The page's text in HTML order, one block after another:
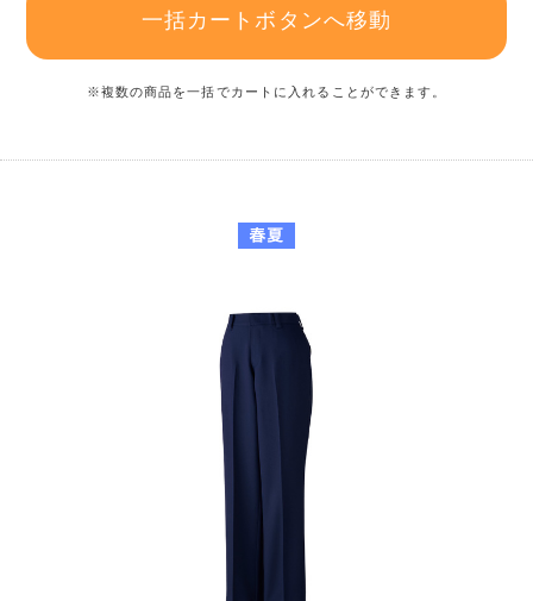
一括カートボタンへ移動
※複数の商品を一括でカートに入れることができます。